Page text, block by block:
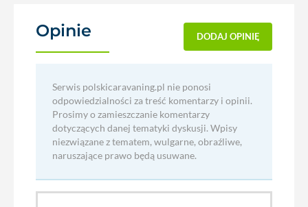
Opinie DODAJ OPINIĘ
Serwis polskicaravaning.pl nie ponosi
odpowiedzialności za treść komentarzy i opinii.
Prosimy o zamieszczanie komentarzy
dotyczących danej tematyki dyskusji. Wpisy
niezwiązane z tematem, wulgarne, obraźliwe,
naruszające prawo będą usuwane.